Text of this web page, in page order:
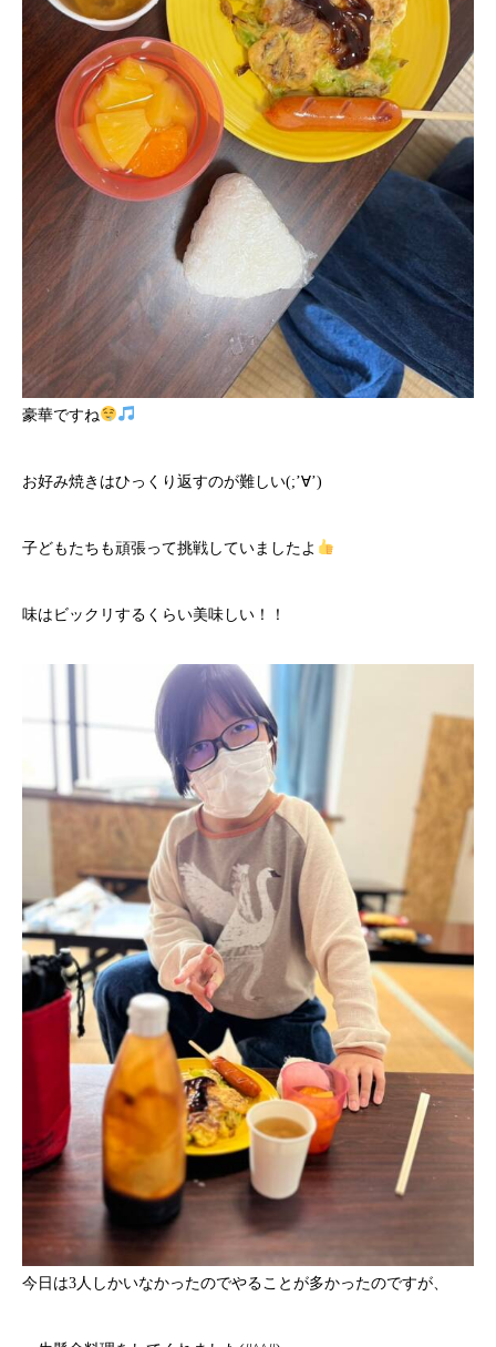
豪華ですね
お好み焼きはひっくり返すのが難しい(;’∀’)
子どもたちも頑張って挑戦していましたよ
味はビックリするくらい美味しい！！
今日は3人しかいなかったのでやることが多かったのですが、